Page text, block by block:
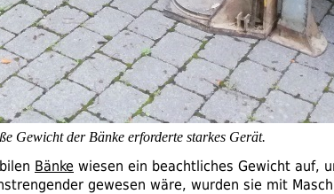
Gewicht der Bänke erforderte starkes Gerät.
Bänke wiesen ein beachtliches Gewicht auf,
gewesen wäre, wurden sie mit